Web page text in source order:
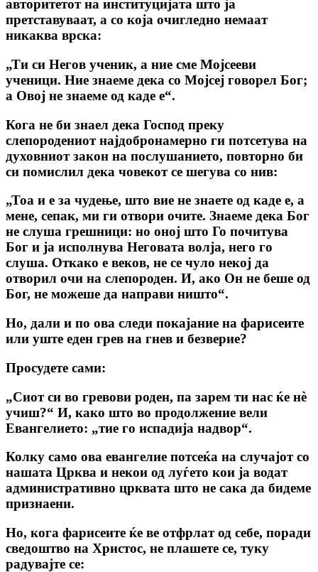
авторитетот на институцијата што ја
претставуваат, а со која очигледно немаат
никаква врска:
„Ти си Негов ученик, а ние сме Мојсееви
ученици. Ние знаеме дека со Мојсеј говорел Бог;
а Овој не знаеме од каде е“.
Кога не би знаел дека Господ преку
слепородениот најдобронамерно ги потсетува на
духовниот закон на послушанието, повторно би
си помислил дека човекот се шегува со нив:
„Тоа и е за чудење, што вие не знаете од каде е, а
мене, сепак, ми ги отвори очите. Знаеме дека Бог
не слуша грешници: но оној што Го почитува
Бог и ја исполнува Неговата волја, него го
слуша. Откако е веков, не се чуло некој да
отворил очи на слепороден. И, ако Он не беше од
Бог, не можеше да направи ништо“.
Но, дали и по ова следи покајание на фарисеите
или уште еден грев на гнев и безверие?
Просудете сами:
„Сиот си во гревови роден, па зарем ти нас ќе нè
учиш?“ И, како што во продолжение вели
Евангелието: „тие го испадија надвор“.
Колку само ова евангелие потсеќа на случајот со
нашата Црква и некои од луѓето кои ја водат
административно црквата што не сака да бидеме
признаени.
Но, кога фарисеите ќе ве отфрлат од себе, поради
сведоштво на Христос, не плашете се, туку
радувајте се: